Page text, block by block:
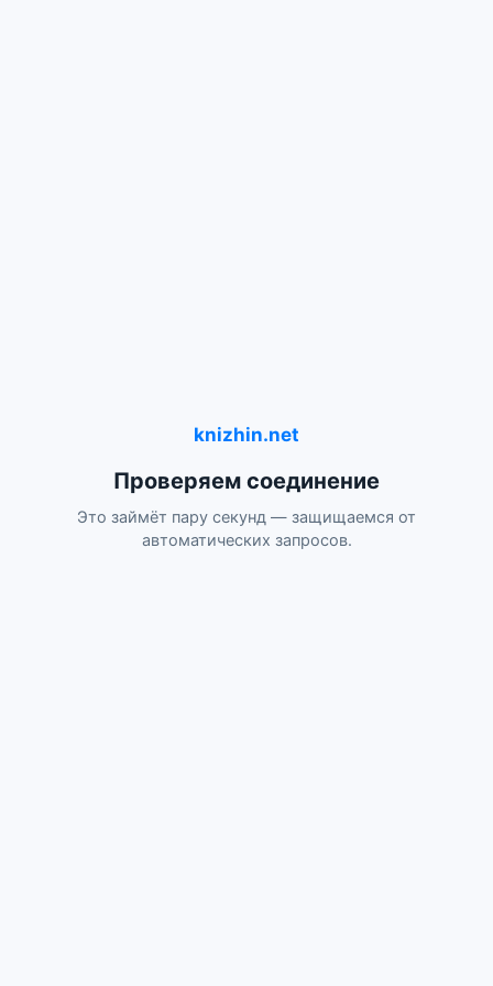
knizhin.net
Проверяем соединение
Это займёт пару секунд — защищаемся от
автоматических запросов.